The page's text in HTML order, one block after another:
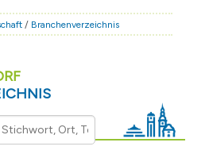
& WIRTSCHAFT
/ Branchenverzeichnis